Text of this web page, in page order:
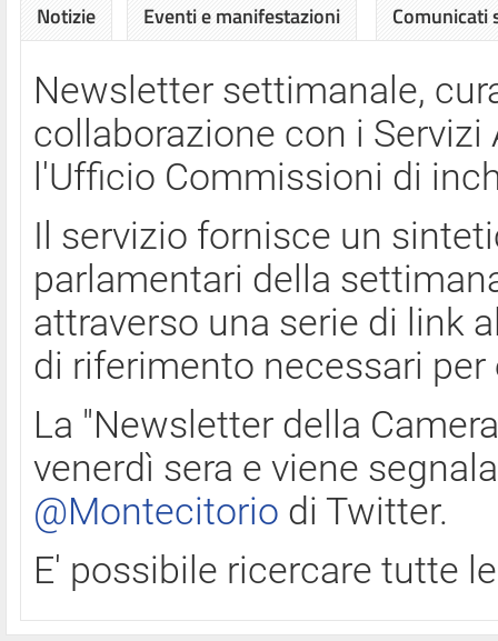
Notizie Eventi e manifestazioni Comunicati
Newsletter settimanale,
collaborazione con i
l'Ufficio Commissioni di
Il servizio fornisce un
parlamentari della
attraverso una serie di link
di riferimento necessari
La "Newsletter della
venerdì sera e viene
@Montecitorio di Twitter.
E' possibile ricercare tutte